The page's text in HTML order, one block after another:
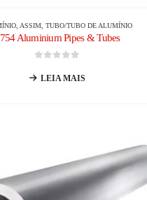
, ASSIM,TUBO/TUBO DE ALUMÍNIO
Aluminium Pipes & Tubes
LEIA MAIS